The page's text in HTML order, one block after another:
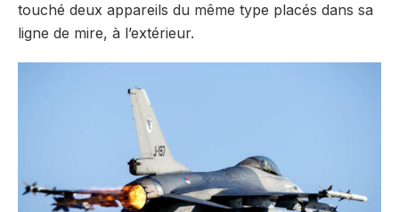
touché deux appareils du même type placés dans sa
ligne de mire, à l’extérieur.